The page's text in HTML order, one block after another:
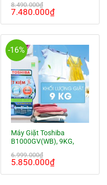
8.490.000₫
Giá
8.490.000₫.
7.480.000₫Giá
là:
7.480.000₫.
-16%
Máy Giặt Toshiba
B1000GV(WB), 9KG,
6.999.000₫
Giá
5.850.000₫Giá